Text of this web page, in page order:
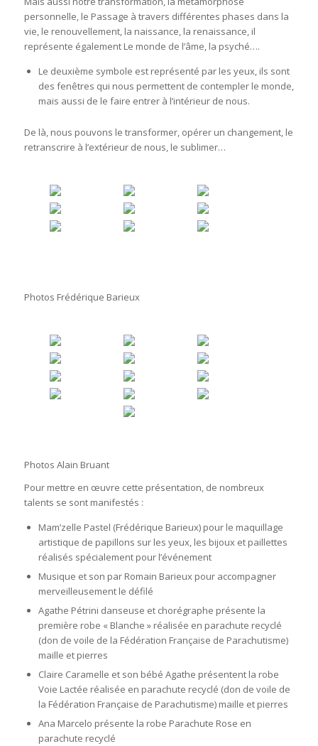
personnelle, le Passage à travers différentes phases dans la
vie, le renouvellement, la naissance, la renaissance, il
représente également Le monde de l’âme, la psyché….
Le deuxième symbole est représenté par les yeux, ils sont
des fenêtres qui nous permettent de contempler le monde,
mais aussi de le faire entrer à l’intérieur de nous.
De là, nous pouvons le transformer, opérer un changement, le
retranscrire à l’extérieur de nous, le sublimer…
Photos Frédérique Barieux
Photos Alain Bruant
Pour mettre en œuvre cette présentation, de nombreux
talents se sont manifestés :
Mam’zelle Pastel (Frédérique Barieux) pour le maquillage
artistique de papillons sur les yeux, les bijoux et paillettes
réalisés spécialement pour l’événement
Musique et son par Romain Barieux pour accompagner
merveilleusement le défilé
Agathe Pétrini danseuse et chorégraphe présente la
première robe « Blanche » réalisée en parachute recyclé
(don de voile de la Fédération Française de Parachutisme)
maille et pierres
Claire Caramelle et son bébé Agathe présentent la robe
Voie Lactée réalisée en parachute recyclé (don de voile de
la Fédération Française de Parachutisme) maille et pierres
Ana Marcelo présente la robe Parachute Rose en
parachute recyclé